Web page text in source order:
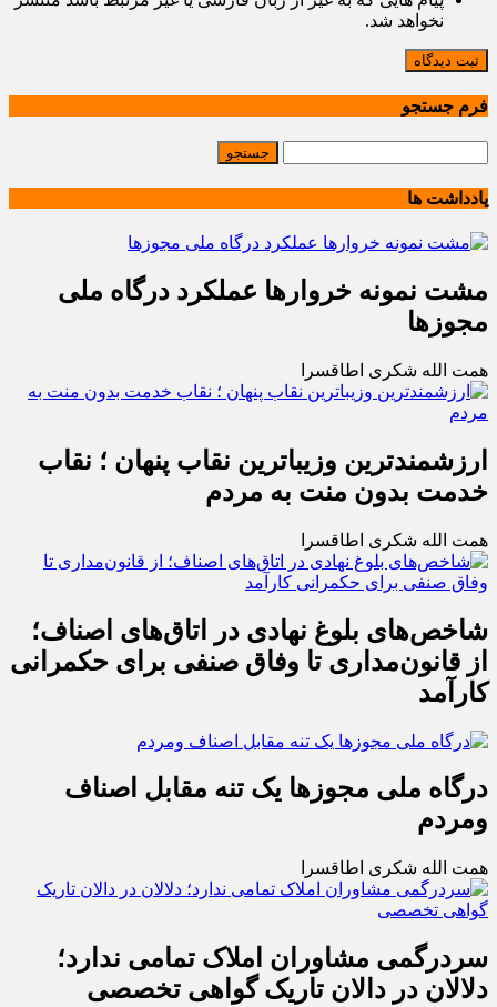
نخواهد شد.
ثبت دیدگاه
فرم جستجو
یادداشت ها
مشت نمونه خروارها عملکرد درگاه ملی
مجوزها
همت الله شکری اطاقسرا
ارزشمندترین وزیباترین نقاب پنهان ؛ نقاب
خدمت بدون منت به مردم
همت الله شکری اطاقسرا
شاخص‌های بلوغ نهادی در اتاق‌های اصناف؛
از قانون‌مداری تا وفاق صنفی برای حکمرانی
کارآمد
درگاه ملی مجوزها یک تنه مقابل اصناف
ومردم
همت الله شکری اطاقسرا
سردرگمی مشاوران املاک تمامی ندارد؛
دلالان در دالان تاریک گواهی تخصصی